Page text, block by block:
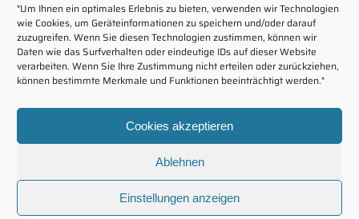
"Um Ihnen ein optimales Erlebnis zu bieten, verwenden wir Technologien
wie Cookies, um Geräteinformationen zu speichern und/oder darauf
zuzugreifen. Wenn Sie diesen Technologien zustimmen, können wir
Daten wie das Surfverhalten oder eindeutige IDs auf dieser Website
verarbeiten. Wenn Sie Ihre Zustimmung nicht erteilen oder zurückziehen,
können bestimmte Merkmale und Funktionen beeinträchtigt werden."
Cookies akzeptieren
Ablehnen
Einstellungen anzeigen
Impressum
Rechtliche Hinweise